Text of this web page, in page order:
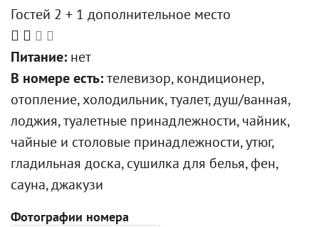
Гостей 2 + 1 дополнительное место
Питание: нет
В номере есть: телевизор, кондиционер,
отопление, холодильник, туалет, душ/ванная,
лоджия, туалетные принадлежности, чайник,
чайные и столовые принадлежности, утюг,
гладильная доска, сушилка для белья, фен,
сауна, джакузи
Фотографии номера